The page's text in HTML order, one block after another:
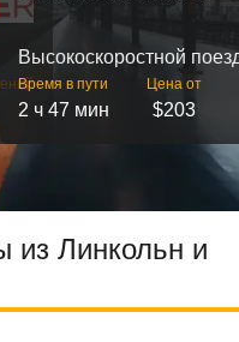
Высокоскоростной
Время в пути
2 ч 47 мин
Цена от
$203
из Линкольн и